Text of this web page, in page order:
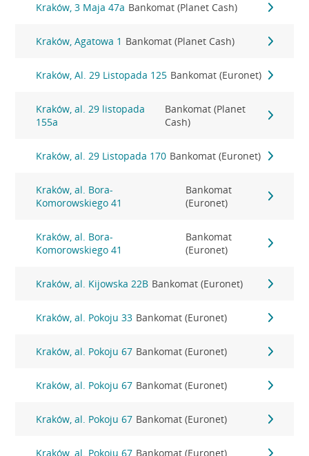
Kraków, 3 Maja 47a Bankomat (Planet Cash)
Kraków, Agatowa 1 Bankomat (Planet Cash)
Kraków, Al. 29 Listopada 125 Bankomat (Euronet)
Kraków, al. 29 listopada
155a
Bankomat (Planet
Cash)
Kraków, al. 29 Listopada 170 Bankomat (Euronet)
Kraków, al. Bora-
Komorowskiego 41
Bankomat
(Euronet)
Kraków, al. Bora-
Komorowskiego 41
Bankomat
(Euronet)
Kraków, al. Kijowska 22B Bankomat (Euronet)
Kraków, al. Pokoju 33 Bankomat (Euronet)
Kraków, al. Pokoju 67 Bankomat (Euronet)
Kraków, al. Pokoju 67 Bankomat (Euronet)
Kraków, al. Pokoju 67 Bankomat (Euronet)
Kraków, al. Pokoju 67 Bankomat (Euronet)